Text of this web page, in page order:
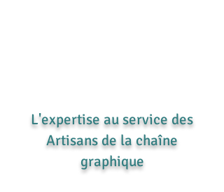
L'expertise au service des
Artisans de la chaîne
graphique